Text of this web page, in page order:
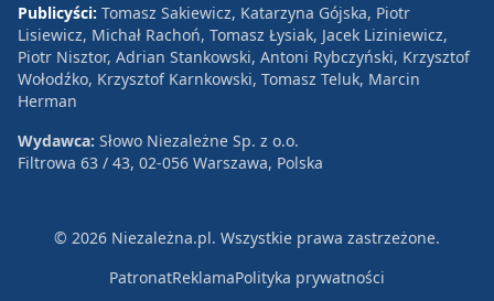
Publicyści: Tomasz Sakiewicz, Katarzyna Gójska, Piotr
Lisiewicz, Michał Rachoń, Tomasz Łysiak, Jacek Liziniewicz,
Piotr Nisztor, Adrian Stankowski, Antoni Rybczyński, Krzysztof
Wołodźko, Krzysztof Karnkowski, Tomasz Teluk, Marcin
Herman
Wydawca: Słowo Niezależne Sp. z o.o.
Filtrowa 63 / 43, 02-056 Warszawa, Polska
© 2026 Niezależna.pl. Wszystkie prawa zastrzeżone.
PatronatReklamaPolityka prywatności